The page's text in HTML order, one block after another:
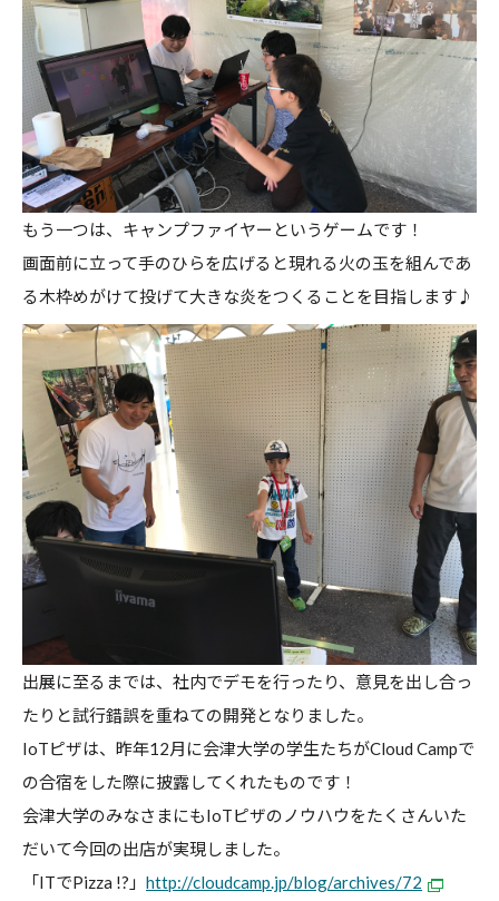
もう一つは、キャンプファイヤーというゲームです！
画面前に立って手のひらを広げると現れる火の玉を組んであ
る木枠めがけて投げて大きな炎をつくることを目指します♪
出展に至るまでは、社内でデモを行ったり、意見を出し合っ
たりと試行錯誤を重ねての開発となりました。
IoTピザは、昨年12月に会津大学の学生たちがCloud Campで
の合宿をした際に披露してくれたものです！
会津大学のみなさまにもIoTピザのノウハウをたくさんいた
だいて今回の出店が実現しました。
「ITでPizza !?」 http://cloudcamp.jp/blog/archives/72